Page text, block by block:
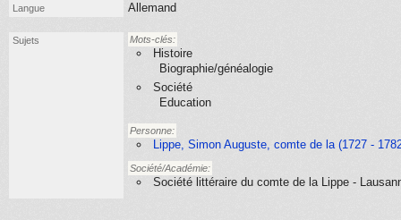
Langue Allemand
Sujets Mots-clés:
Histoire
Biographie/généalogie
Société
Education
Personne:
Lippe, Simon Auguste, comte de la (1727 -
Société/Académie:
Société littéraire du comte de la Lippe -